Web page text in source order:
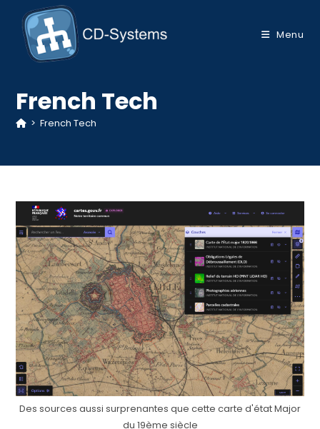
content
Menu
French Tech
> French Tech
Des sources aussi surprenantes que cette carte d'état Major
du 19ème siècle